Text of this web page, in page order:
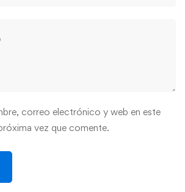
correo electrónico y web en este
vez que comente.